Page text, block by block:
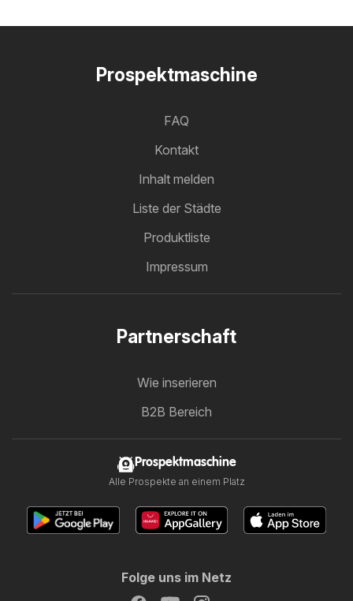
Prospektmaschine
FAQ
Kontakt
Inhalt melden
Liste der Städte
Produktliste
Impressum
Partnerschaft
Wie inserieren
B2B Bereich
Prospektmaschine
Alle Prospekte an einem Platz
Folge uns im Netz